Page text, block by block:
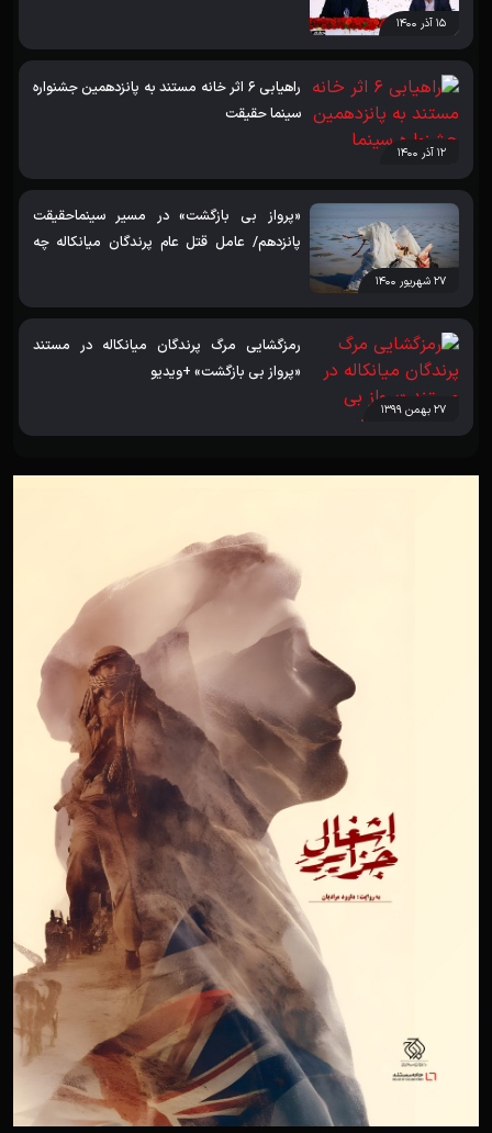
۱۵ آذر ۱۴۰۰
۱۲ آذر ۱۴۰۰
راهیابی 6 اثر خانه مستند به پانزدهمین جشنواره
سینما حقیقت
۲۷ شهریور ۱۴۰۰
«پرواز بی بازگشت» در مسیر سینماحقیقت
پانزدهم/ عامل قتل عام پرندگان میانکاله چه
۲۷ بهمن ۱۳۹۹
رمزگشایی مرگ پرندگان میانکاله در مستند
«پرواز بی بازگشت» +ویدیو